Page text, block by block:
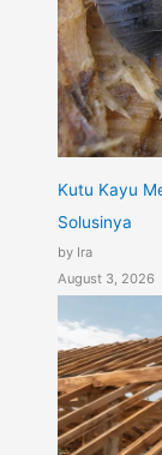
Kutu Kayu
Solusinya
by Ira
August 3, 2026